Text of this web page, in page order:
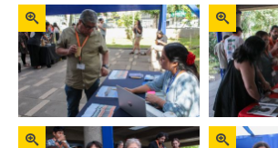
Zoom Zoom
Zoom Zoom